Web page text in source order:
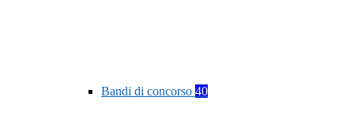
Bandi di concorso 40